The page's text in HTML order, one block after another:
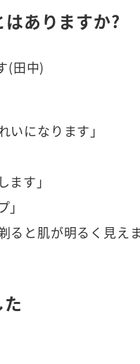
ありますか?
(田中)
になります」
す」
と肌が明るく見えま